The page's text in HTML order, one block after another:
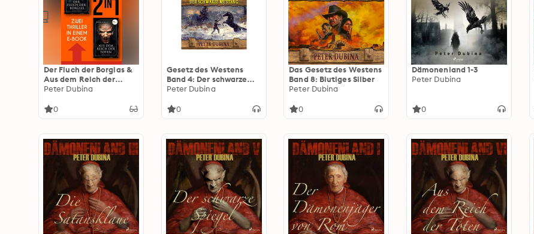
Der Fluch der Borgias &
Aus dem Reich der
Toten: Zwei Horror-
Peter Dubina
0
Gesetz des Westens
Band 4: Der schwarze
Mustang
Peter Dubina
0
Das Gesetz des Westens
Band 8: Blutiges Silber
Peter Dubina
0
Dämonenland 1-3
Peter Dubina
0